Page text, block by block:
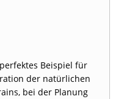
Beispiel für
der natürlichen
bei der Planung